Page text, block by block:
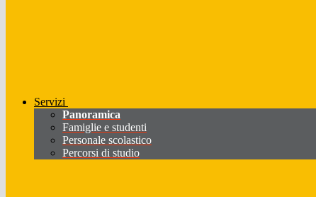
Servizi
Panoramica
Famiglie e studenti
Personale scolastico
Percorsi di studio